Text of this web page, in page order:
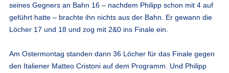
seines Gegners an Bahn 16 – nachdem Philipp schon mit 4 auf
geführt hatte – brachte ihn nichts aus der Bahn. Er gewann die
Löcher 17 und 18 und zog mit 2&0 ins Finale ein.
Am Ostermontag standen dann 36 Löcher für das Finale gegen
den Italiener Matteo Cristoni auf dem Programm. Und Philipp